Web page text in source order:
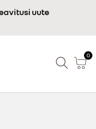
uute
0